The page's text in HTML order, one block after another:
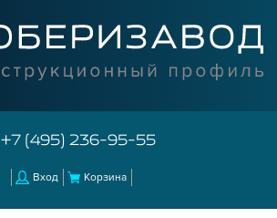
+7 (495) 236-95-55
Вход Корзина